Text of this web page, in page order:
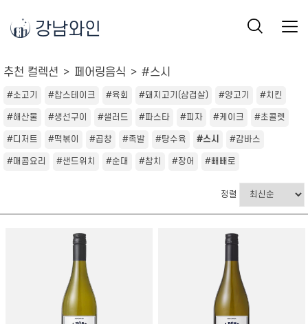
강남와인
추천 컬렉션 페어링음식 #스시
#소고기 #찹스테이크 #육회 #돼지고기(삼겹살) #양고기 #치킨
#해산물 #생선구이 #샐러드 #파스타 #피자 #케이크 #초콜렛
#디저트 #떡볶이 #곱창 #족발 #탕수육 #스시 #감바스
#매콤요리 #샌드위치 #순대 #참치 #장어 #빼빼로
정렬